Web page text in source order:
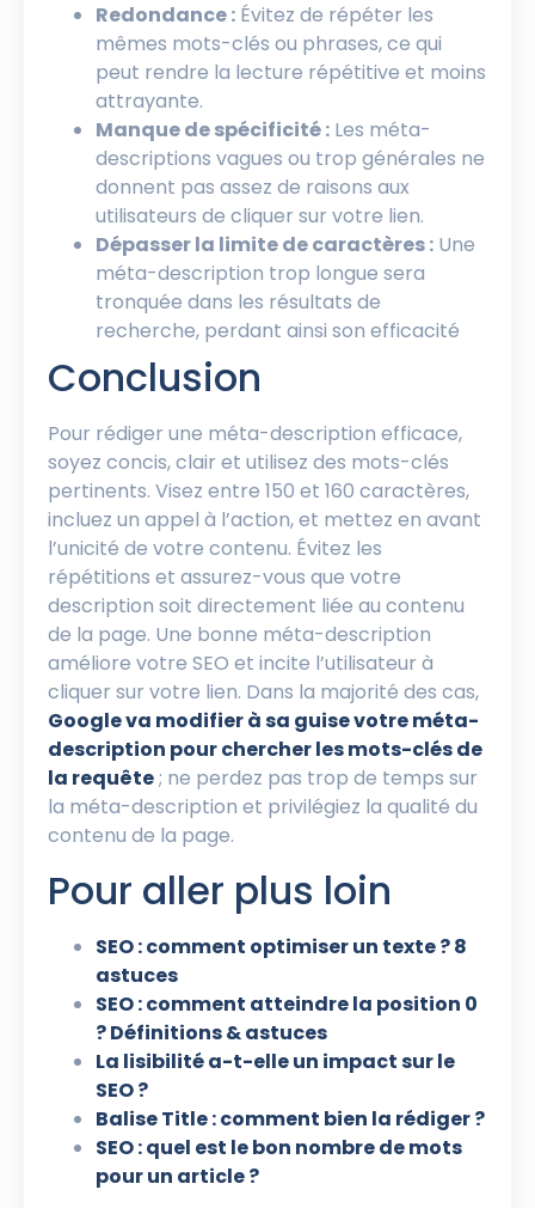
Redondance : Évitez de répéter les
mêmes mots-clés ou phrases, ce qui
peut rendre la lecture répétitive et moins
attrayante.
Manque de spécificité : Les méta-
descriptions vagues ou trop générales ne
donnent pas assez de raisons aux
utilisateurs de cliquer sur votre lien.
Dépasser la limite de caractères : Une
méta-description trop longue sera
tronquée dans les résultats de
recherche, perdant ainsi son efficacité
Conclusion
Pour rédiger une méta-description efficace,
soyez concis, clair et utilisez des mots-clés
pertinents. Visez entre 150 et 160 caractères,
incluez un appel à l’action, et mettez en avant
l’unicité de votre contenu. Évitez les
répétitions et assurez-vous que votre
description soit directement liée au contenu
de la page. Une bonne méta-description
améliore votre SEO et incite l’utilisateur à
cliquer sur votre lien. Dans la majorité des cas,
Google va modifier à sa guise votre méta-
description pour chercher les mots-clés de
la requête; ne perdez pas trop de temps sur
la méta-description et privilégiez la qualité du
contenu de la page.
Pour aller plus loin
SEO : comment optimiser un texte ? 8
astuces
SEO : comment atteindre la position 0
? Définitions & astuces
La lisibilité a-t-elle un impact sur le
SEO ?
Balise Title : comment bien la rédiger ?
SEO : quel est le bon nombre de mots
pour un article ?